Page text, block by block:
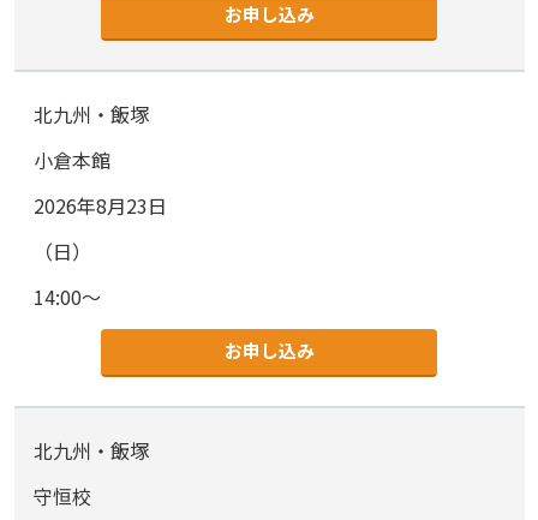
お申し込み
北九州・飯塚
小倉本館
2026年8月23日
（日）
14:00～
お申し込み
北九州・飯塚
守恒校